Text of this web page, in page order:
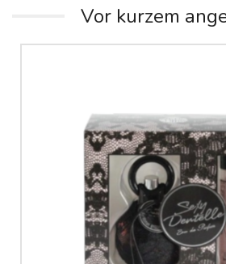
Vor kurzem